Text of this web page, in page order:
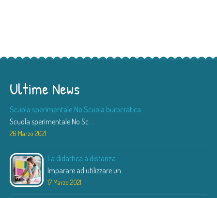
Ultime News
Scuola sperimentale No Scuola burocratica
Scuola sperimentale No Sc ...
26 Marzo 2021
La didattica a distanza
Imparare ad utilizzare un ...
17 Marzo 2021